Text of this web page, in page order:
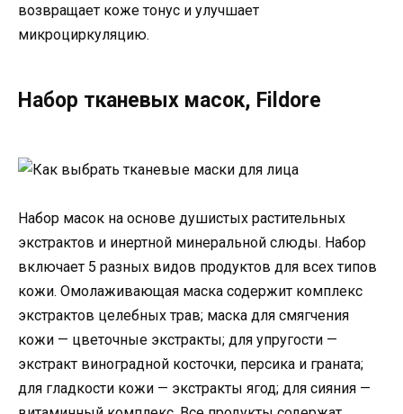
возвращает коже тонус и улучшает
микроциркуляцию.
Набор тканевых масок, Fildore
Набор масок на основе душистых растительных
экстрактов и инертной минеральной слюды. Набор
включает 5 разных видов продуктов для всех типов
кожи. Омолаживающая маска содержит комплекс
экстрактов целебных трав; маска для смягчения
кожи — цветочные экстракты; для упругости —
экстракт виноградной косточки, персика и граната;
для гладкости кожи — экстракты ягод; для сияния —